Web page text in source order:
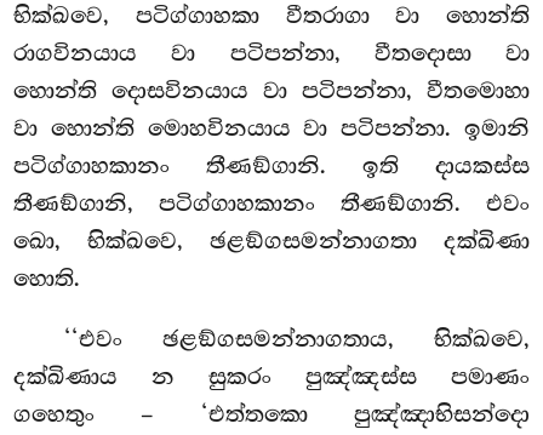
භික්ඛවෙ, පටිග්ගාහකා වීතරාගා වා හොන්ති
රාගවිනයාය වා පටිපන්නා, වීතදොසා වා
හොන්ති දොසවිනයාය වා පටිපන්නා, වීතමොහා
වා හොන්ති මොහවිනයාය වා පටිපන්නා. ඉමානි
පටිග්ගාහකානං තීණඞ්ගානි. ඉති දායකස්ස
තීණඞ්ගානි, පටිග්ගාහකානං තීණඞ්ගානි. එවං
ඛො, භික්ඛවෙ, ඡළඞ්ගසමන්නාගතා දක්ඛිණා
හොති.
‘‘එවං ඡළඞ්ගසමන්නාගතාය, භික්ඛවෙ,
දක්ඛිණාය න සුකරං පුඤ්ඤස්ස පමාණං
ගහෙතුං – ‘එත්තකො පුඤ්ඤාභිසන්දො